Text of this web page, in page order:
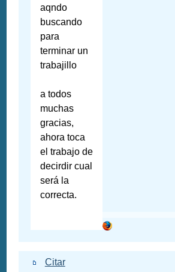
aqndo
buscando
para
terminar un
trabajillo
a todos
muchas
gracias,
ahora toca
el trabajo de
decirdir cual
será la
correcta.
Citar